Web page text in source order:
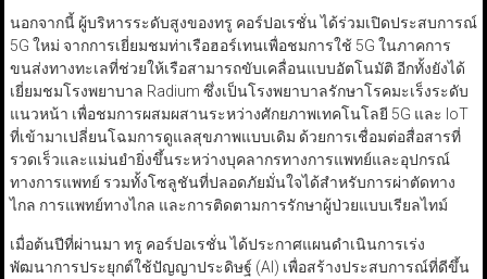
นอกจากนี้ ผู้บริหารระดับสูงของทรู คอร์ปอเรชั่น ได้ร่วมเปิดประสบการณ์
5G ใหม่ จากการเยี่ยมชมท่าเรือฮอร์เทนเพื่อชมการใช้ 5G ในภาคการ
ขนส่งทางทะเลที่ช่วยให้เรือสามารถขับเคลื่อนแบบอัตโนมัติ อีกทั้งยังได้
เยี่ยมชมโรงพยาบาล Radium ซึ่งเป็นโรงพยาบาลรักษาโรคมะเร็งระดับ
แนวหน้า เพื่อชมการผสมผสานระหว่างศักยภาพเทคโนโลยี 5G และ IoT
ที่เข้ามาเปลี่ยนโฉมการดูแลสุขภาพแบบเดิม ด้วยการเชื่อมต่อสื่อสารที่
รวดเร็วและแม่นยำยิ่งขึ้นระหว่างบุคลากรทางการแพทย์และอุปกรณ์
ทางการแพทย์ รวมทั้งโซลูชันที่ปลอดภัยมั่นใจได้สำหรับการผ่าตัดทาง
ไกล การแพทย์ทางไกล และการติดตามการรักษาผู้ป่วยแบบเรียลไทม์
เมื่อต้นปีที่ผ่านมา ทรู คอร์ปอเรชั่น ได้ประกาศแผนดำเนินการเร่ง
พัฒนาการประยุกต์ใช้ปัญญาประดิษฐ์ (AI) เพื่อสร้างประสบการณ์ที่ดีขึ้น